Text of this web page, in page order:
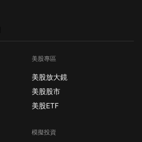
美股專區
美股放大鏡
美股股市
美股ETF
模擬投資